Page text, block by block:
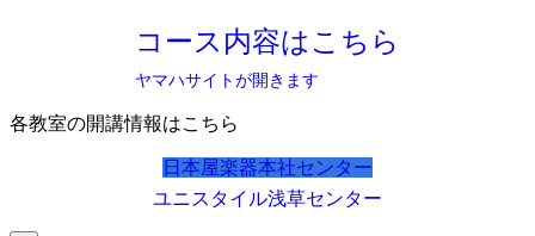
コース内容はこちら
ヤマハサイトが開きます
各教室の開講情報はこちら
日本屋楽器本社センター
ユニスタイル浅草センター